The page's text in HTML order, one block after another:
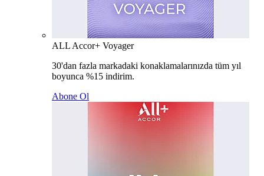
ALL Accor+ Voyager
30'dan fazla markadaki konaklamalarınızda tüm yıl
boyunca %15 indirim.
Abone Ol